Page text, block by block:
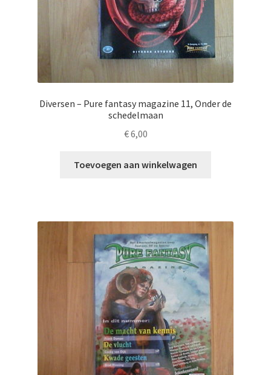
Diversen – Pure fantasy magazine 11, Onder de
schedelmaan
€6,00
Toevoegen aan winkelwagen